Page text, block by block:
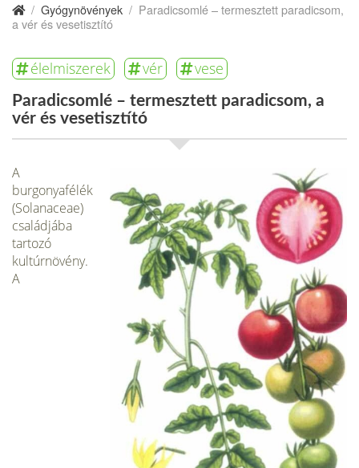
/ Gyógynövények / Paradicsomlé – termesztett paradicsom,
a vér és vesetisztító
élelmiszerek vér vese
Paradicsomlé – termesztett paradicsom, a
vér és vesetisztító
A
burgonyafélék
(Solanaceae)
családjába
tartozó
kultúrnövény.
A